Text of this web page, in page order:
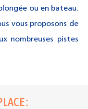
ou en bateau.
vous proposons de
nombreuses pistes
: